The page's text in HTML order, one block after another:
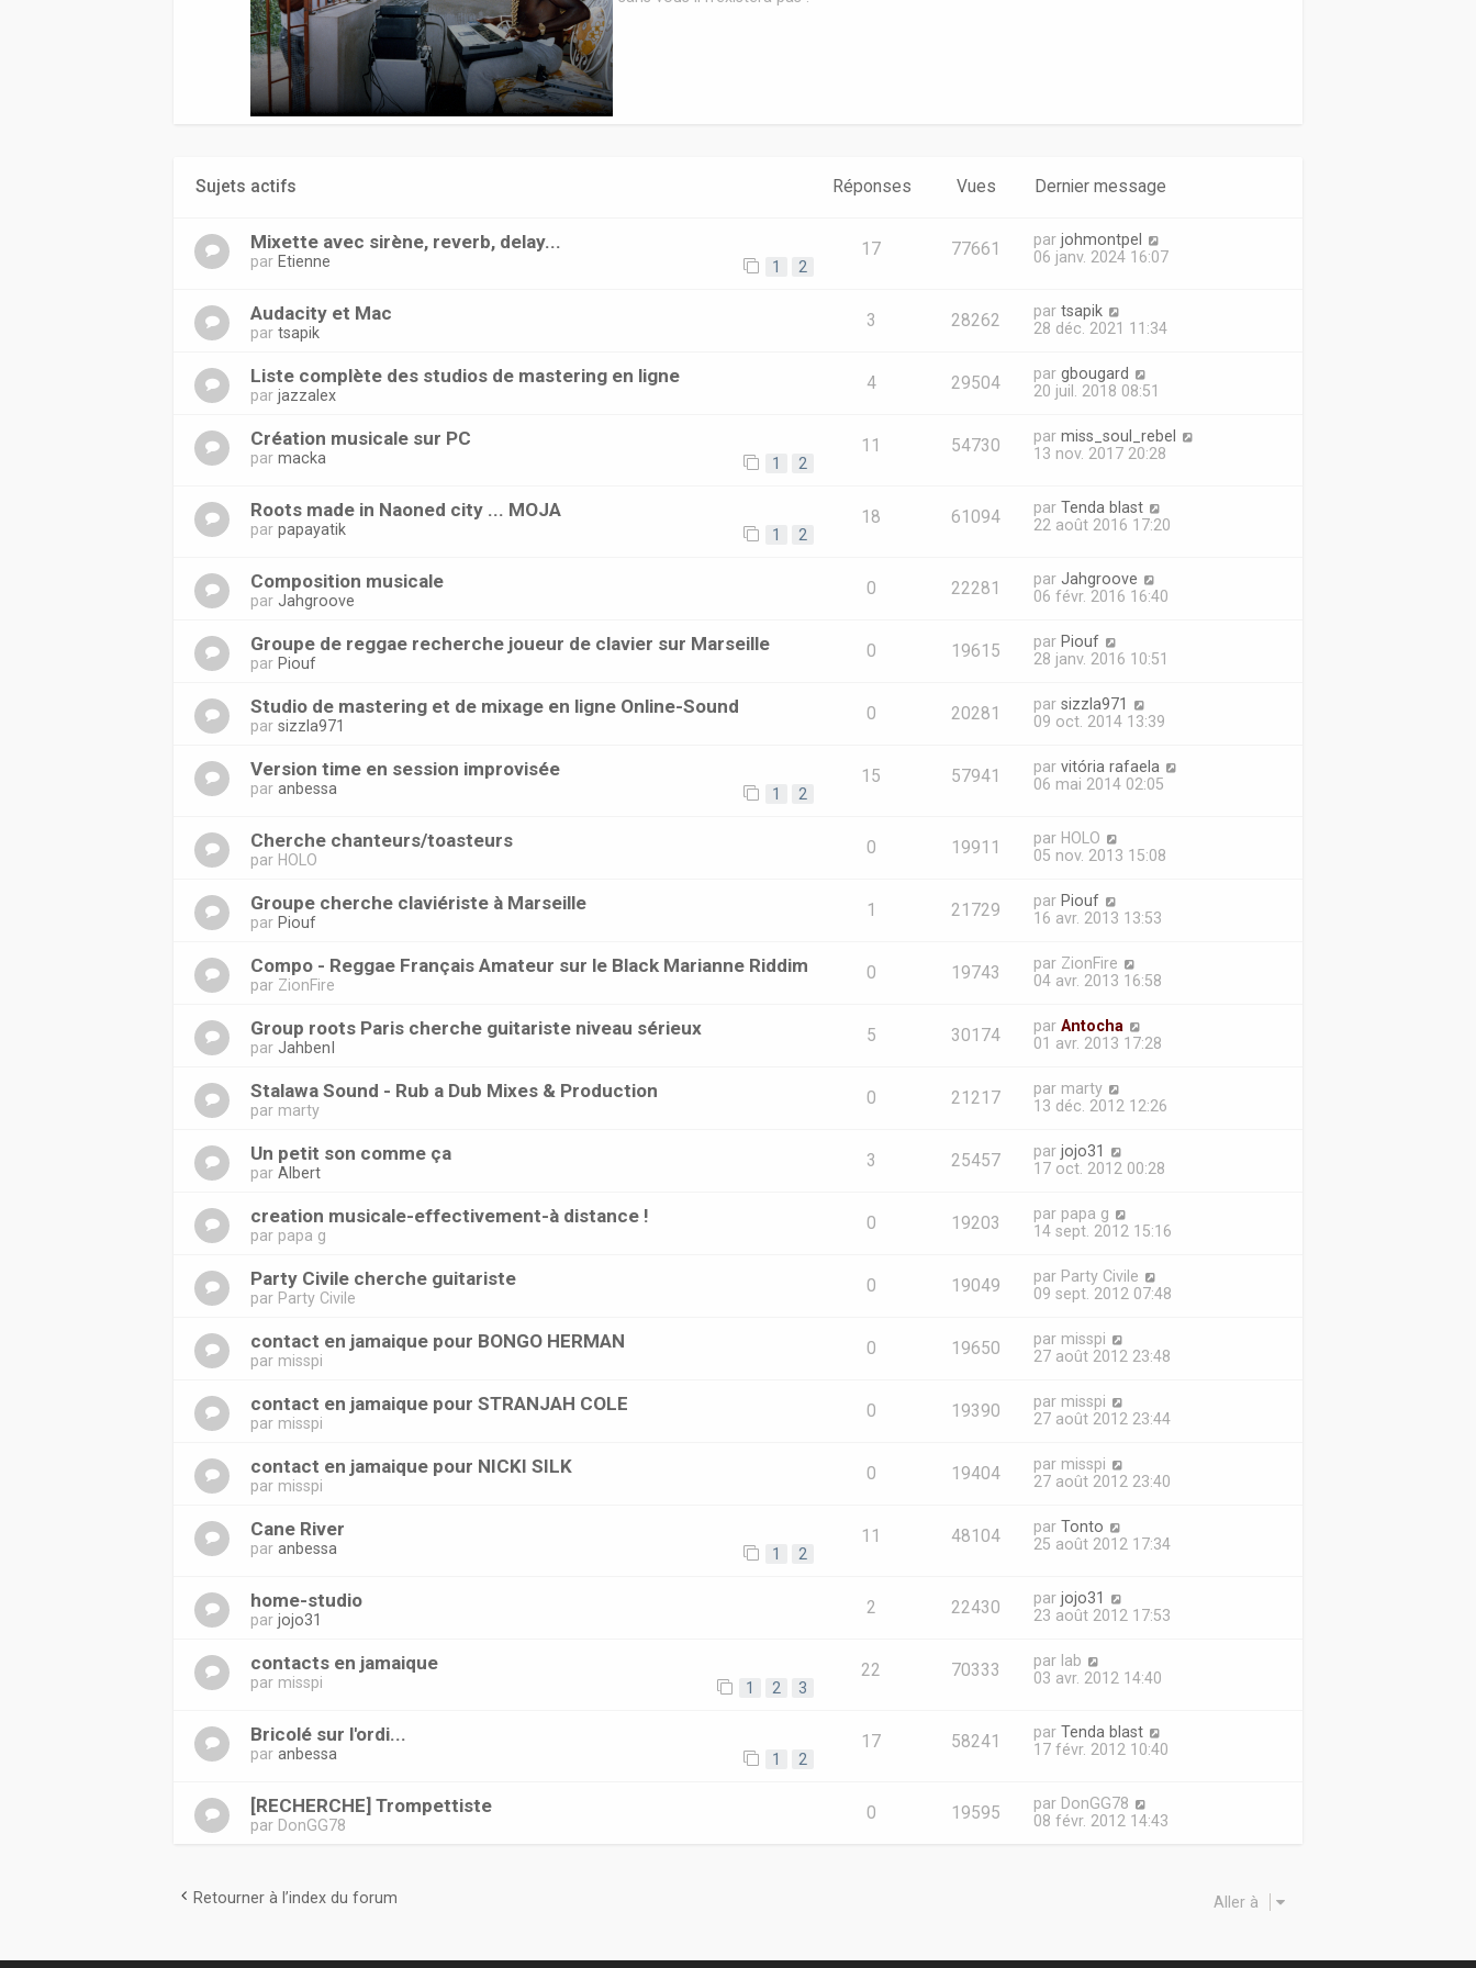
s
Sujets actifs Réponses Vues Dernier message
Mixette avec sirène, reverb, delay...
par Etienne 1 2
17 77661 par johmontpel
06 janv. 2024 16:07
Audacity et Mac
partsapik
3 28262 par tsapik
28 déc. 2021 11:34
Liste complète des studios de mastering en ligne
parjazzalex
4 29504 par gbougard
20 juil. 2018 08:51
Création musicale sur PC
parmacka 1 2
11 54730 par miss_soul_rebel
13 nov. 2017 20:28
Roots made in Naoned city ... MOJA
parpapayatik 1 2
18 61094 par Tenda blast
22 août 2016 17:20
Composition musicale
parJahgroove
0 22281 par Jahgroove
06 févr. 2016 16:40
Groupe de reggae recherche joueur de clavier sur Marseille
par Piouf
0 19615 par Piouf
28 janv. 2016 10:51
Studio de mastering et de mixage en ligne Online-Sound
parsizzla971
0 20281 par sizzla971
09 oct. 2014 13:39
Version time en session improvisée
paranbessa 1 2
15 57941 par vitória rafaela
06 mai 2014 02:05
Cherche chanteurs/toasteurs
par HOLO
0 19911 par HOLO
05 nov. 2013 15:08
Groupe cherche claviériste à Marseille
par Piouf
1 21729 par Piouf
16 avr. 2013 13:53
Compo - Reggae Français Amateur sur le Black Marianne Riddim
par ZionFire
0 19743 par ZionFire
04 avr. 2013 16:58
Group roots Paris cherche guitariste niveau sérieux
parJahbenI
5 30174 par Antocha
01 avr. 2013 17:28
Stalawa Sound - Rub a Dub Mixes & Production
par marty
0 21217 par marty
13 déc. 2012 12:26
Un petit son comme ça
parAlbert
3 25457 par jojo31
17 oct. 2012 00:28
creation musicale-effectivement-à distance !
par papa g
0 19203 par papa g
14 sept. 2012 15:16
Party Civile cherche guitariste
par Party Civile
0 19049 par Party Civile
09 sept. 2012 07:48
contact en jamaique pour BONGO HERMAN
par misspi
0 19650 par misspi
27 août 2012 23:48
contact en jamaique pour STRANJAH COLE
par misspi
0 19390 par misspi
27 août 2012 23:44
contact en jamaique pour NICKI SILK
par misspi
0 19404 par misspi
27 août 2012 23:40
Cane River
paranbessa 1 2
11 48104 par Tonto
25 août 2012 17:34
home-studio
parjojo31
2 22430 par jojo31
23 août 2012 17:53
contacts en jamaique
par misspi 1 2 3
22 70333 par lab
03 avr. 2012 14:40
Bricolé sur l'ordi...
paranbessa 1 2
17 58241 par Tenda blast
17 févr. 2012 10:40
[RECHERCHE] Trompettiste
par DonGG78
0 19595 par DonGG78
08 févr. 2012 14:43
Retourner à l’index du forum Aller à